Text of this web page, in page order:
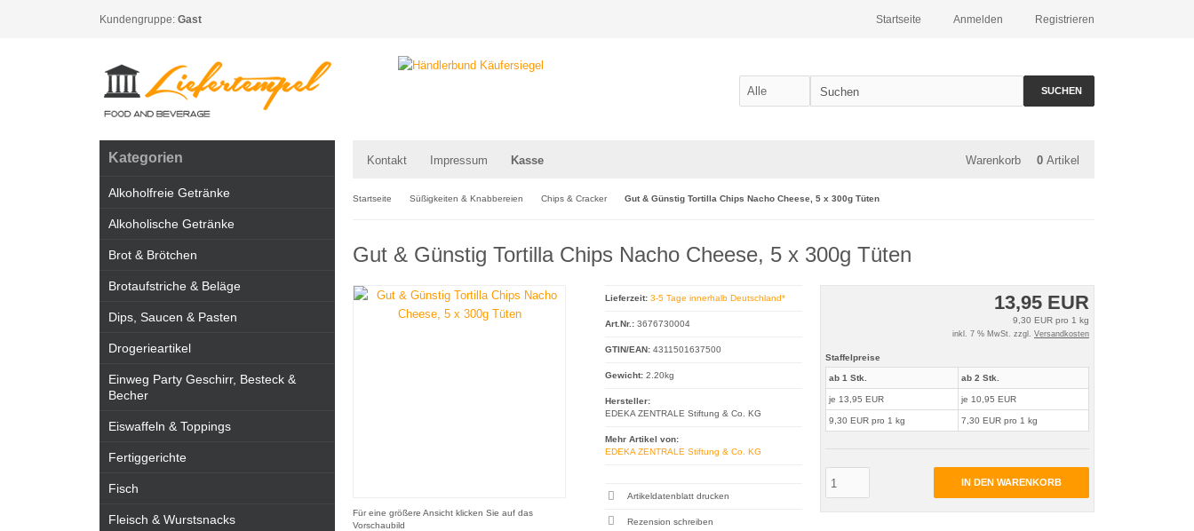
Kundengruppe: Gast Registrieren
Anmelden
Startseite
SUCHEN
Kontakt Impressum Kasse Warenkorb 0 Artikel
Startseite Süßigkeiten & Knabbereien Chips & Cracker Gut & Günstig Tortilla Chips Nacho Cheese, 5 x 300g Tüten
Gut & Günstig Tortilla Chips Nacho Cheese, 5 x 300g Tüten
Für eine größere Ansicht klicken Sie auf das
Vorschaubild
13,95 EUR
9,30 EUR pro 1 kg
inkl. 7 % MwSt. zzgl. Versandkosten
Staffelpreise
ab 1 Stk.
je 13,95 EUR
9,30 EUR pro 1 kg
ab 2 Stk.
je 10,95 EUR
7,30 EUR pro 1 kg
IN DEN WARENKORB
Lieferzeit: 3-5 Tage innerhalb Deutschland*
Art.Nr.: 3676730004
GTIN/EAN: 4311501637500
Gewicht:2.20kg
Hersteller:
EDEKA ZENTRALE Stiftung & Co. KG
Mehr Artikel von:
EDEKA ZENTRALE Stiftung & Co. KG
Artikeldatenblatt drucken
Rezension schreiben
Kategorien
Alkoholfreie Getränke
Alkoholische Getränke
Brot & Brötchen
Brotaufstriche & Beläge
Dips, Saucen & Pasten
Drogerieartikel
Einweg Party Geschirr, Besteck &
Becher
Eiswaffeln & Toppings
Fertiggerichte
Fisch
Fleisch & Wurstsnacks